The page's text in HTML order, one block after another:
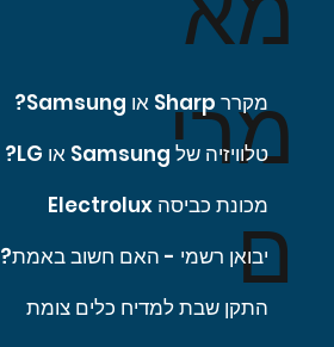
מרי
ם
מקרר Sharp או Samsung?
טלוויזיה של Samsung או LG?
מכונת כביסה Electrolux
יבואן רשמי - האם חשוב באמת?
התקן שבת למדיח כלים צומת